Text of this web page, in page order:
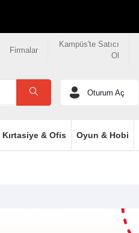
Firmalar
Kampüs'te Satıcı
Ol
Oturum Aç
Kırtasiye & Ofis Oyun & Hobi